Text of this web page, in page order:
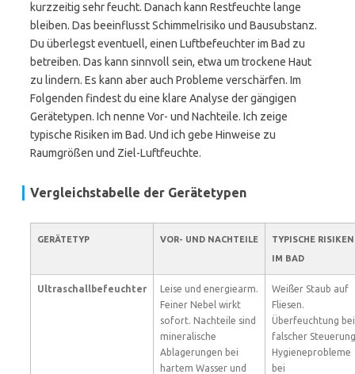
kurzzeitig sehr feucht. Danach kann Restfeuchte lange
bleiben. Das beeinflusst Schimmelrisiko und Bausubstanz.
Du überlegst eventuell, einen Luftbefeuchter im Bad zu
betreiben. Das kann sinnvoll sein, etwa um trockene Haut
zu lindern. Es kann aber auch Probleme verschärfen. Im
Folgenden findest du eine klare Analyse der gängigen
Gerätetypen. Ich nenne Vor- und Nachteile. Ich zeige
typische Risiken im Bad. Und ich gebe Hinweise zu
Raumgrößen und Ziel-Luftfeuchte.
Vergleichstabelle der Gerätetypen
GERÄTETYP VOR- UND NACHTEILE
TYPISCHE RISIKEN
IM BAD
Ultraschallbefeuchter
Leise und energiearm.
Feiner Nebel wirkt
sofort. Nachteile sind
mineralische
Ablagerungen bei
hartem Wasser und
Weißer Staub auf
Fliesen.
Überfeuchtung bei
falscher
Hygieneprobleme
bei